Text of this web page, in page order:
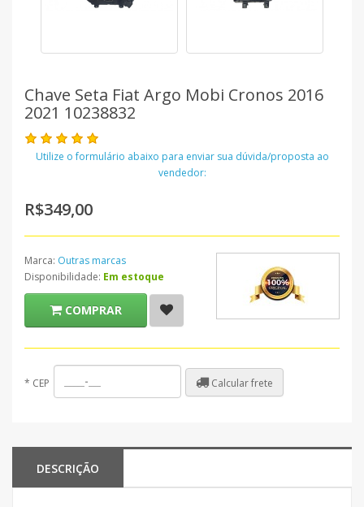
Chave Seta Fiat Argo Mobi Cronos 2016
2021 10238832
Utilize o formulário abaixo para enviar sua dúvida/proposta ao
vendedor:
R$349,00
Marca: Outras marcas
Disponibilidade: Em estoque
COMPRAR
* CEP Calcular frete
DESCRIÇÃO